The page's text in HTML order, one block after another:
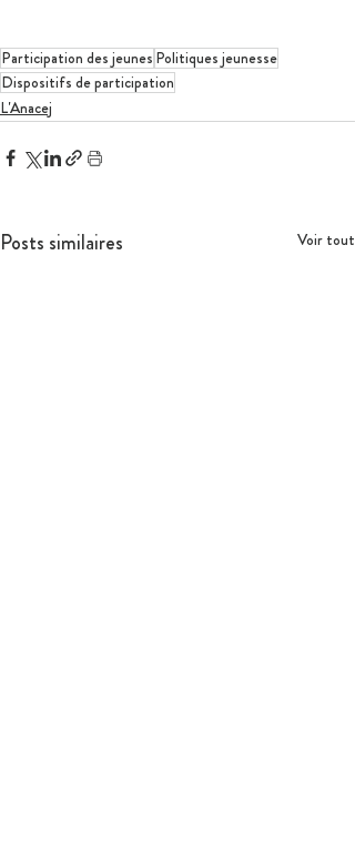
Participation des jeunes Politiques jeunesse
Dispositifs de participation
L'Anacej
Posts similaires Voir tout